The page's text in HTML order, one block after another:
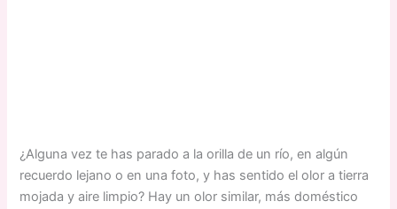
¿Alguna vez te has parado a la orilla de un río, en algún
recuerdo lejano o en una foto, y has sentido el olor a tierra
mojada y aire limpio? Hay un olor similar, más doméstico